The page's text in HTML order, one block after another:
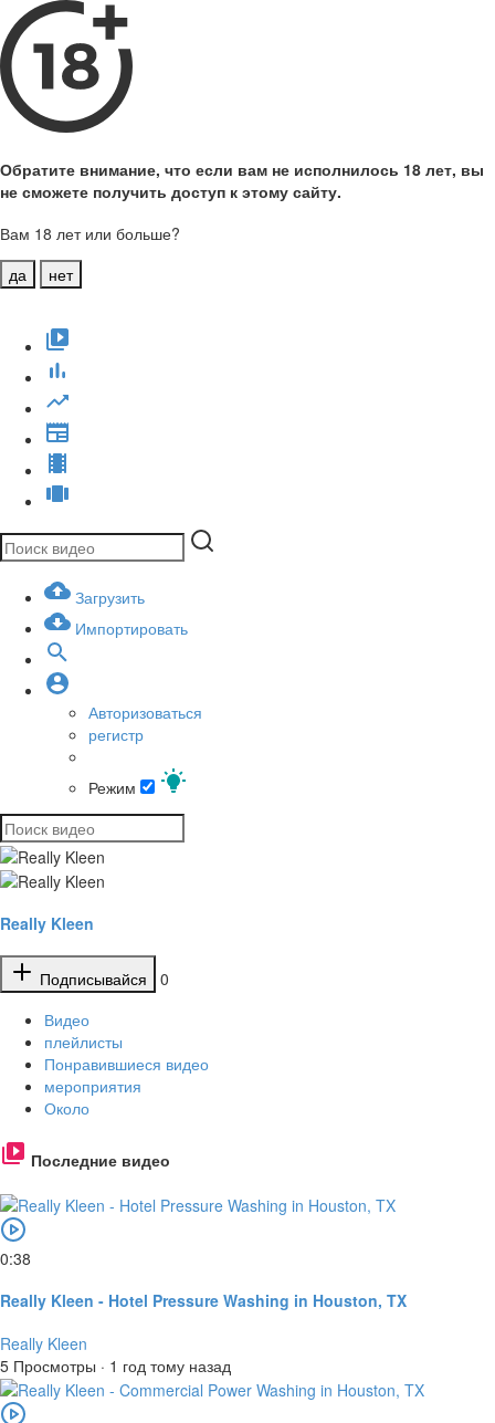
Обратите внимание, что если вам не исполнилось 18 лет, вы
не сможете получить доступ к этому сайту.
Вам 18 лет или больше?
да
нет
Загрузить
Импортировать
Авторизоваться
регистр
Режим
Really Kleen
Подписывайся
0
Видео
плейлисты
Понравившиеся видео
мероприятия
Около
Последние видео
0:38
Really Kleen - Hotel Pressure Washing in Houston, TX
Really Kleen
5 Просмотры · 1 год тому назад